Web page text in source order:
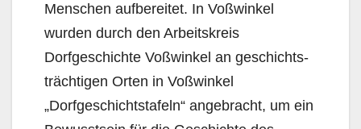
Menschen aufbereitet. In Voßwinkel
wurden durch den Arbeitskreis
Dorfgeschichte Voßwinkel an geschichts­
träch­tigen Orten in Voßwinkel
„Dorfgeschichtstafeln“ angebracht, um ein